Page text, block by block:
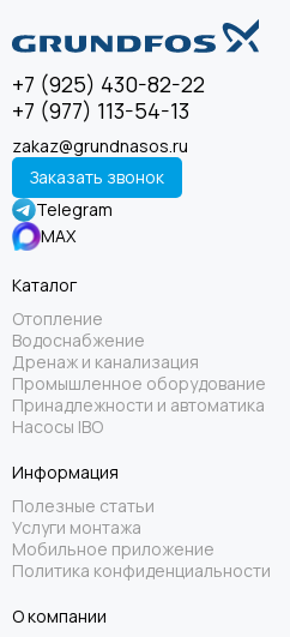
+7 (925) 430-82-22
+7 (977) 113-54-13
zakaz@grundnasos.ru
Заказать звонок
Telegram
MAX
Каталог
Отопление
Водоснабжение
Дренаж и канализация
Промышленное оборудование
Принадлежности и автоматика
Насосы IBO
Информация
Полезные статьи
Услуги монтажа
Мобильное приложение
Политика конфиденциальности
О компании